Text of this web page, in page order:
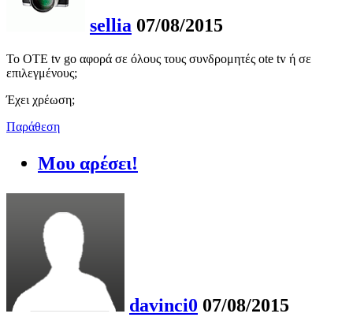
sellia 07/08/2015
Το OTE tv go αφορά σε όλους τους συνδρομητές ote tv ή σε
επιλεγμένους;
Έχει χρέωση;
Παράθεση
Μου αρέσει!
davinci0 07/08/2015